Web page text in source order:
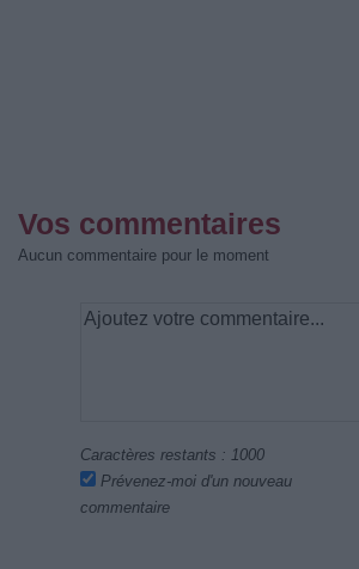
Vos commentaires
Aucun commentaire pour le moment
Caractères restants : 1000
Prévenez-moi d'un nouveau
commentaire